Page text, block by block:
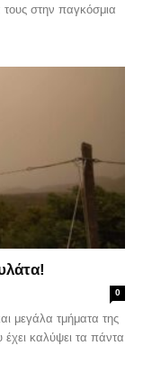
στην παγκόσμια
0
μεγάλα τμήματα της
καλύψει τα πάντα